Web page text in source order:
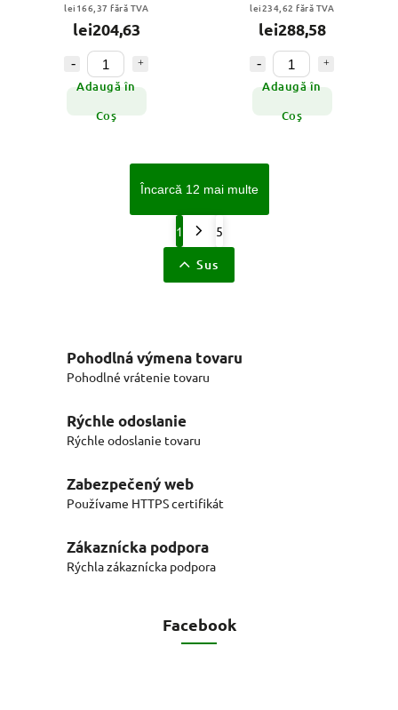
lei166,37 fără TVA
lei204,63
Adaugă în
Coş
lei234,62 fără TVA
lei288,58
Adaugă în
Coş
Încarcă 12 mai multe
1 5
Sus
Pohodlná výmena tovaru
Pohodlné vrátenie tovaru
Rýchle odoslanie
Rýchle odoslanie tovaru
Zabezpečený web
Používame HTTPS certifikát
Zákaznícka podpora
Rýchla zákaznícka podpora
Facebook